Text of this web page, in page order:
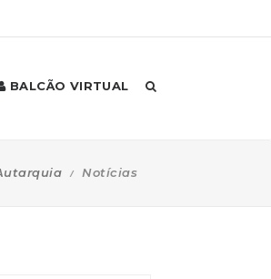
BALCÃO VIRTUAL
Notícias